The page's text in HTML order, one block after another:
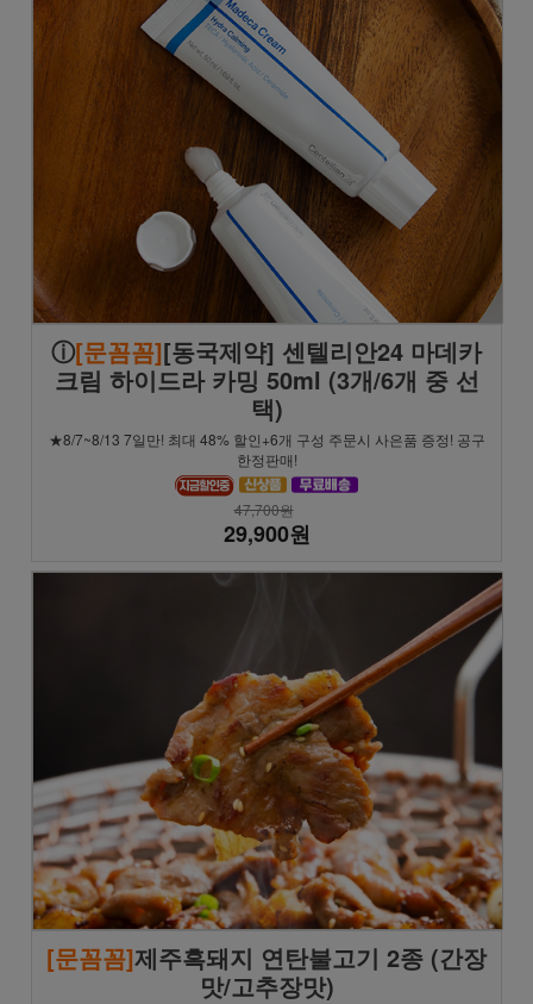
ⓘ[문꼼꼼][동국제약] 센텔리안24 마데카
크림 하이드라 카밍 50ml (3개/6개 중 선
택)
★8/7~8/13 7일만! 최대 48% 할인+6개 구성 주문시 사은품 증정! 공구
한정판매!
47,700원
29,900원
[문꼼꼼]제주흑돼지 연탄불고기 2종 (간장
맛/고추장맛)